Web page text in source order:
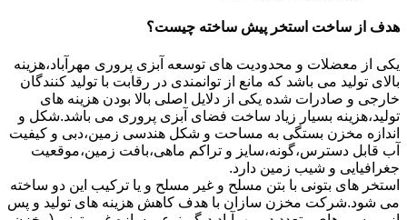
هدف از ساخت استخر پیش ساخته چیست؟
یکی از معضلات و محدودیت های توسعه آبزی پروری مهرآباد،هزینه
بالای تولید می باشد که مانع از توانمندی در رقابت با تولید کنندگان
خارجی و صادرات شده یکی از دلایل اصلی بالا بودن هزینه های
تولید،هزینه بسیار زیاد ساخت فضای آبزی پروری می باشد.شکل و
اندازه مخزن بستگی به مساحت و شکل هندسی زمین،دبی و کیفیت
آب قابل دسترس،گونه،سایز و تراکم ماهی،بافت زمین،موقعیت
جغرافیایی و شیب زمین دارد.
استخر های بتونی با بتن مسلح و غیر مسلح و یا ترکیب این دو ساخته
می شود.شرکت مخزن سازان با هدف کاهش هزینه های تولید و پس